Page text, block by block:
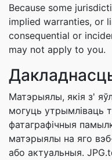
Because some
implied warranties, or
consequential or
may not apply to you.
Матэрыялы, якія з'
могуць утрымліваць
фатаграфічныя
матэрыялы на яго
або актуальныя.